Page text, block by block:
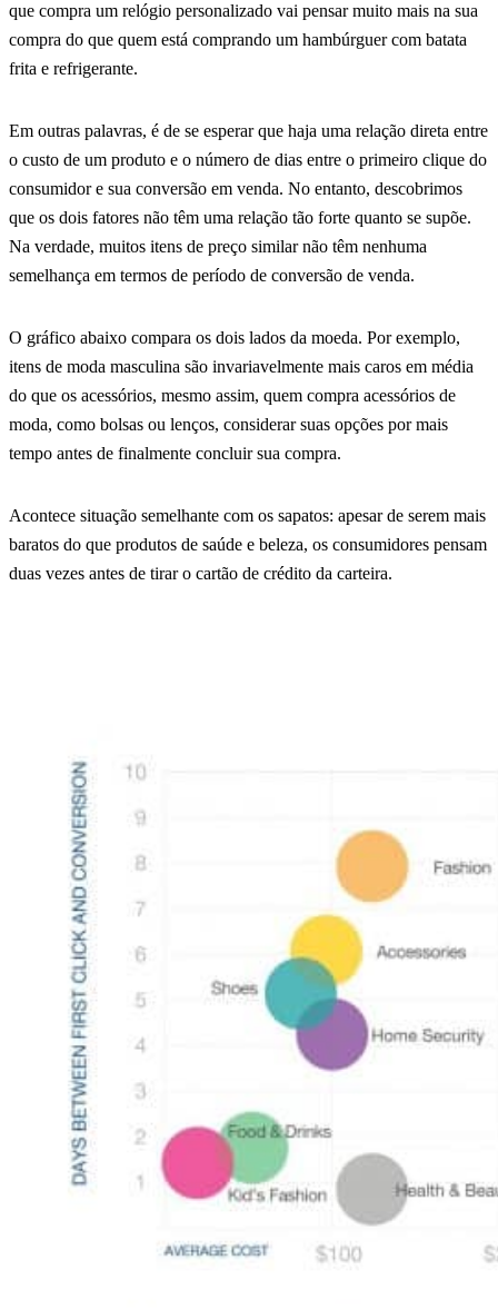
que compra um relógio personalizado vai pensar muito mais na sua
compra do que quem está comprando um hambúrguer com batata
frita e refrigerante.
Em outras palavras, é de se esperar que haja uma relação direta entre
o custo de um produto e o número de dias entre o primeiro clique do
consumidor e sua conversão em venda. No entanto, descobrimos
que os dois fatores não têm uma relação tão forte quanto se supõe.
Na verdade, muitos itens de preço similar não têm nenhuma
semelhança em termos de período de conversão de venda.
O gráfico abaixo compara os dois lados da moeda. Por exemplo,
itens de moda masculina são invariavelmente mais caros em média
do que os acessórios, mesmo assim, quem compra acessórios de
moda, como bolsas ou lenços, considerar suas opções por mais
tempo antes de finalmente concluir sua compra.
Acontece situação semelhante com os sapatos: apesar de serem mais
baratos do que produtos de saúde e beleza, os consumidores pensam
duas vezes antes de tirar o cartão de crédito da carteira.